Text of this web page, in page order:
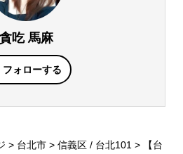
貪吃 馬麻
フォローする
> 台北市> 信義区 / 台北101>
【台